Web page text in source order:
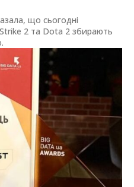
що сьогодні
2 та Dota 2 збирають